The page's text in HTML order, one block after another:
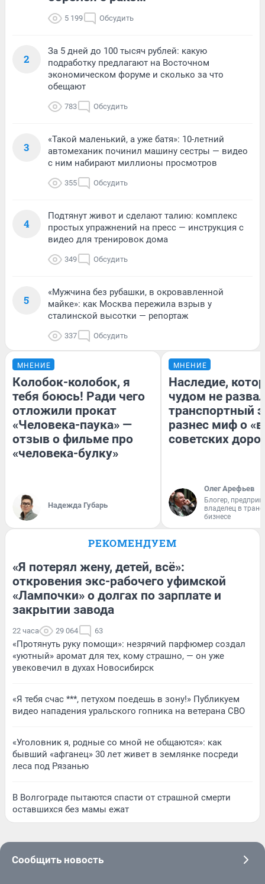
5 199 Обсудить
2
За 5 дней до 100 тысяч рублей: какую
подработку предлагают на Восточном
экономическом форуме и сколько за что
обещают
783 Обсудить
3
«Такой маленький, а уже батя»: 10-летний
автомеханик починил машину сестры — видео
с ним набирают миллионы просмотров
355 Обсудить
4
Подтянут живот и сделают талию: комплекс
простых упражнений на пресс — инструкция с
видео для тренировок дома
349 Обсудить
5
«Мужчина без рубашки, в окровавленной
майке»: как Москва пережила взрыв у
сталинской высотки — репортаж
337 Обсудить
МНЕНИЕ
Колобок-колобок, я
тебя боюсь! Ради чего
отложили прокат
«Человека-паука» —
отзыв о фильме про
«человека-булку»
Надежда Губарь
МНЕНИЕ
Наследие,
чудом не
транспортный
разнес миф о
советских
Олег Арефьев
Блогер,
владелец в
бизнесе
РЕКОМЕНДУЕМ
«Я потерял жену, детей, всё»:
откровения экс-рабочего уфимской
«Лампочки» о долгах по зарплате и
закрытии завода
22 часа 29 064 63
«Протянуть руку помощи»: незрячий парфюмер создал
«уютный» аромат для тех, кому страшно, — он уже
увековечил в духах Новосибирск
«Я тебя счас ***, петухом поедешь в зону!» Публикуем
видео нападения уральского гопника на ветерана СВО
«Уголовник я, родные со мной не общаются»: как
бывший «афганец» 30 лет живет в землянке посреди
леса под Рязанью
В Волгограде пытаются спасти от страшной смерти
оставшихся без мамы ежат
Сообщить новость